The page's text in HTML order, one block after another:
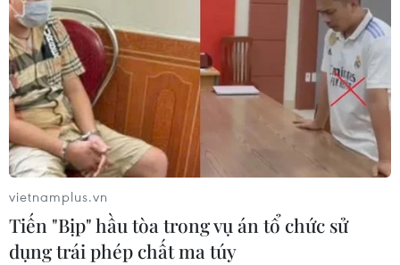
17/05/2023 23:58
Thủ đô Hà Nội ít mây, ngày nắng nóng gay gắt và đặc
biệt gay gắt; đêm không mưa, gió Nam đến Tây Nam
cấp 2-3, nhiệt độ thấp nhất 27-30 độ C, nhiệt độ cao
nhất 38-40 độ C, có nơi trên 40 độ C.
vietnamplus.vn
Tiến "Bịp" hầu tòa trong vụ án tổ chức sử
dụng trái phép chất ma túy